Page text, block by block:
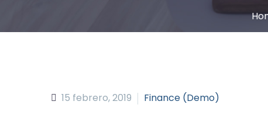
15 febrero, 2019 Finance (Demo)